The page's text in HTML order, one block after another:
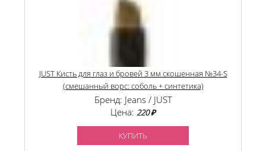
JUST Кисть для глаз и бровей 3 мм скошенная №34-S
(смешанный ворс: соболь + синтетика)
Бренд: Jeans / JUST
Цена: 220 ₽
КУПИТЬ